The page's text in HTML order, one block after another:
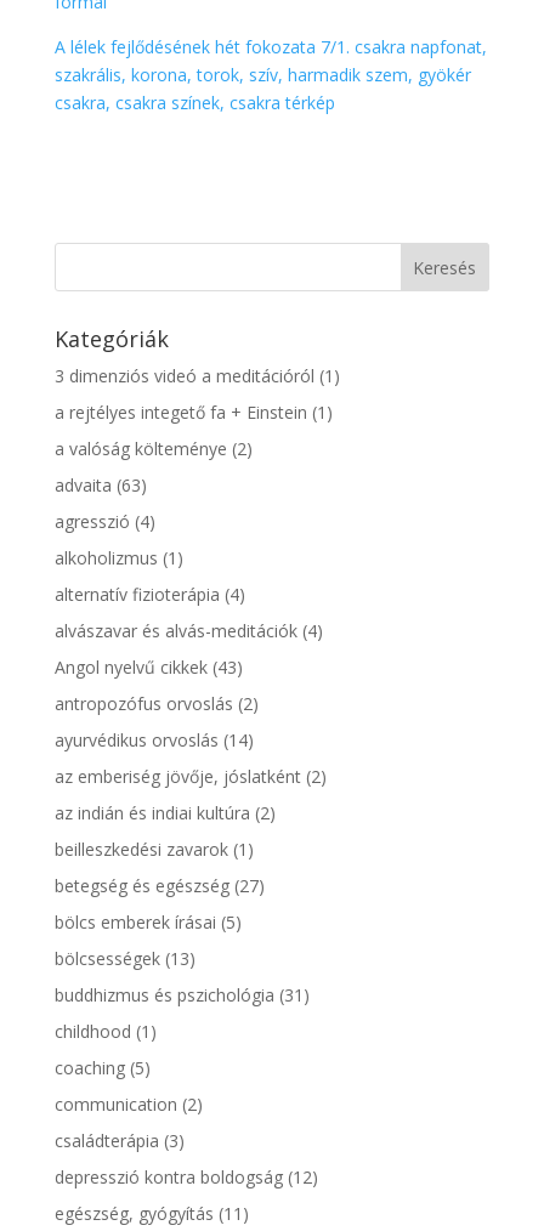
A lélek fejlődésének hét fokozata 7/1. csakra napfonat,
szakrális, korona, torok, szív, harmadik szem, gyökér
csakra, csakra színek, csakra térkép
Kategóriák
3 dimenziós videó a meditációról (1)
a rejtélyes integető fa + Einstein (1)
a valóság költeménye (2)
advaita (63)
agresszió (4)
alkoholizmus (1)
alternatív fizioterápia (4)
alvászavar és alvás-meditációk(4)
Angol nyelvű cikkek(43)
antropozófus orvoslás (2)
ayurvédikus orvoslás (14)
az emberiség jövője, jóslatként(2)
az indián és indiai kultúra (2)
beilleszkedési zavarok(1)
betegség és egészség(27)
bölcs emberek írásai (5)
bölcsességek(13)
buddhizmus és pszichológia (31)
childhood (1)
coaching(5)
communication (2)
családterápia (3)
depresszió kontra boldogság(12)
egészség, gyógyítás (11)